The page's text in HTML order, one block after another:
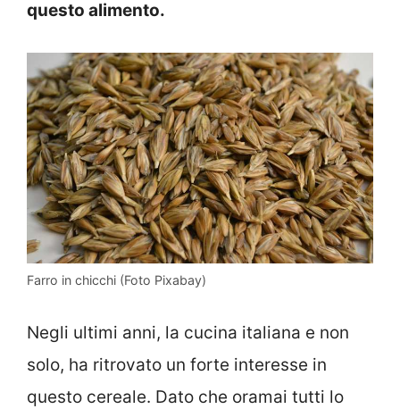
questo alimento.
Farro in chicchi (Foto Pixabay)
Negli ultimi anni, la cucina italiana e non
solo, ha ritrovato un forte interesse in
questo cereale. Dato che oramai tutti lo